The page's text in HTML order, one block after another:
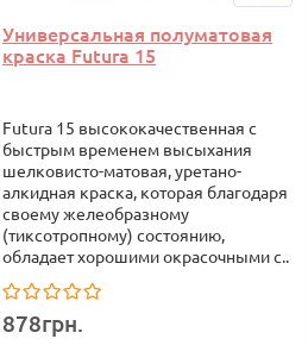
Универсальная полуматовая
краска Futura 15
Futura 15 высококачественная с
быстрым временем высыхания
шелковисто-матовая, уретано-
алкидная краска, которая благодаря
своему желеобразному
(тиксотропному) состоянию,
обладает хорошими окрасочными с..
878грн.